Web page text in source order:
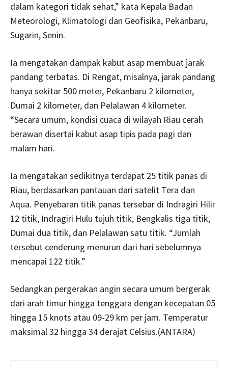
dalam kategori tidak sehat,” kata Kepala Badan
Meteorologi, Klimatologi dan Geofisika, Pekanbaru,
Sugarin, Senin.
Ia mengatakan dampak kabut asap membuat jarak
pandang terbatas. Di Rengat, misalnya, jarak pandang
hanya sekitar 500 meter, Pekanbaru 2 kilometer,
Dumai 2 kilometer, dan Pelalawan 4 kilometer.
“Secara umum, kondisi cuaca di wilayah Riau cerah
berawan disertai kabut asap tipis pada pagi dan
malam hari.
Ia mengatakan sedikitnya terdapat 25 titik panas di
Riau, berdasarkan pantauan dari satelit Tera dan
Aqua. Penyebaran titik panas tersebar di Indragiri Hilir
12 titik, Indragiri Hulu tujuh titik, Bengkalis tiga titik,
Dumai dua titik, dan Pelalawan satu titik. “Jumlah
tersebut cenderung menurun dari hari sebelumnya
mencapai 122 titik.”
Sedangkan pergerakan angin secara umum bergerak
dari arah timur hingga tenggara dengan kecepatan 05
hingga 15 knots atau 09-29 km per jam. Temperatur
maksimal 32 hingga 34 derajat Celsius.(ANTARA)